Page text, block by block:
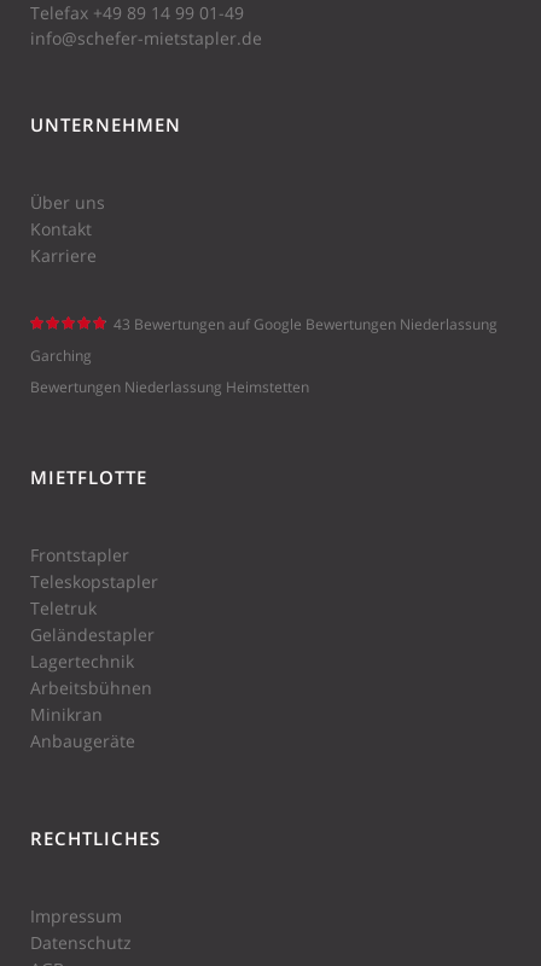
Telefax +49 89 14 99 01-49
info@schefer-mietstapler.de
UNTERNEHMEN
Über uns
Kontakt
Karriere
Schefer
Mietstaple
5 Sternen
43 Bewertungen auf Google Bewertungen Niederlassung
Garching
Bewertungen Niederlassung Heimstetten
MIETFLOTTE
Frontstapler
Teleskopstapler
Teletruk
Geländestapler
Lagertechnik
Arbeitsbühnen
Minikran
Anbaugeräte
RECHTLICHES
Impressum
Datenschutz